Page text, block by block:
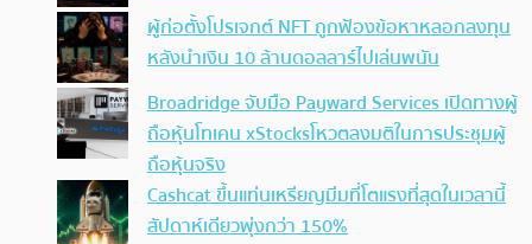
ผู้ก่อตั้งโปรเจกต์ NFT ถูกฟ้องข้อหาหลอกลงทุน
หลังนำเงิน 10 ล้านดอลลาร์ไปเล่นพนัน
Broadridge จับมือ Payward Services เปิดทางผู้
ถือหุ้นโทเคน xStocksโหวตลงมติในการประชุมผู้
ถือหุ้นจริง
Cashcat ขึ้นแท่นเหรียญมีมที่โตแรงที่สุดในเวลานี้
สัปดาห์เดียวพุ่งกว่า 150%